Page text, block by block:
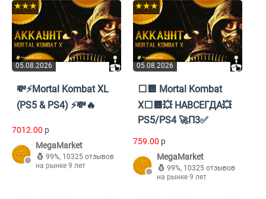
05.08.2026
★★★
💸⚡Mortal Kombat XL
(PS5 & PS4) ⚡💸🔥
7012.00 p
MegaMarket
99%, 10325 отзывов
на рынке 9 лет
05.08.2026
★★★
⬜🟦 Mortal Kombat
X⬜🟦💥 НАВСЕГДА💥
PS5/PS4 🚀П3✅
759.00 p
MegaMarket
99%, 10325 отзывов
на рынке 9 лет